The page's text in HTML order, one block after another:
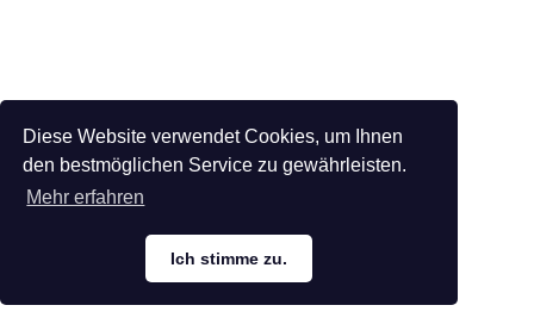
Diese Website verwendet Cookies, um Ihnen
den bestmöglichen Service zu gewährleisten.
Mehr erfahren
Ich stimme zu.